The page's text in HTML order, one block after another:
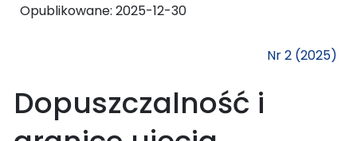
Opublikowane: 2025-12-30
Nr 2 (2025)
Dopuszczalność i